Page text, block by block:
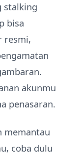
stalking
bisa
resmi,
akunmu
penasaran.
memantau
coba dulu